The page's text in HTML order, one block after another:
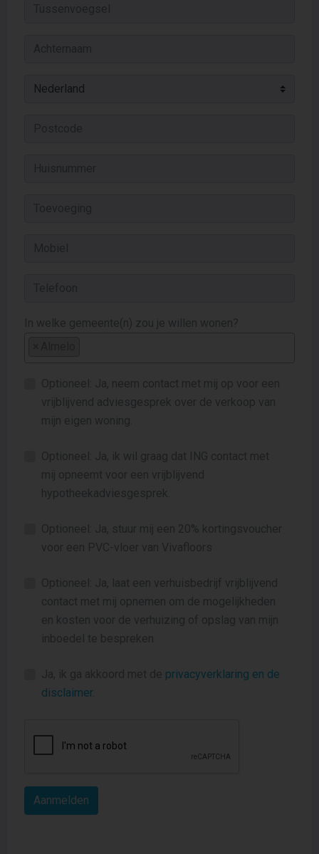
In welke gemeente(n) zou je willen wonen?
Optioneel: Ja, neem contact met mij op voor een
vrijblijvend adviesgesprek over de verkoop van
mijn eigen woning.
Optioneel: Ja, ik wil graag dat ING contact met
mij opneemt voor een vrijblijvend
hypotheekadviesgesprek.
Optioneel: Ja, stuur mij een 20% kortingsvoucher
voor een PVC-vloer van Vivafloors
Optioneel: Ja, laat een verhuisbedrijf vrijblijvend
contact met mij opnemen om de mogelijkheden
en kosten voor de verhuizing of opslag van mijn
inboedel te bespreken
Ja, ik ga akkoord met de privacyverklaring en de
disclaimer.